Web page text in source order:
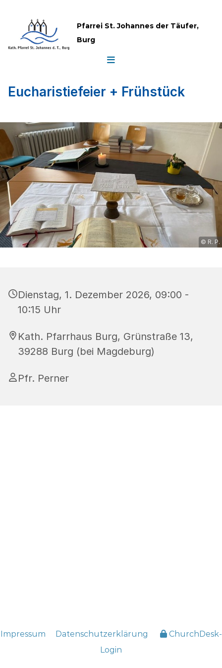
Pfarrei St. Johannes der Täufer,
Burg
Eucharistiefeier + Frühstück
© R. P.
Dienstag, 1. Dezember 2026, 09:00 -
10:15 Uhr
Kath. Pfarrhaus Burg, Grünstraße 13,
39288 Burg (bei Magdeburg)
Pfr. Perner
Impressum Datenschutzerklärung
ChurchDesk-
Login